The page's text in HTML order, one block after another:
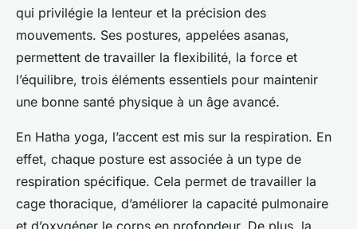
qui privilégie la lenteur et la précision des
mouvements. Ses postures, appelées asanas,
permettent de travailler la flexibilité, la force et
l’équilibre, trois éléments essentiels pour maintenir
une bonne santé physique à un âge avancé.
En Hatha yoga, l’accent est mis sur la respiration. En
effet, chaque posture est associée à un type de
respiration spécifique. Cela permet de travailler la
cage thoracique, d’améliorer la capacité pulmonaire